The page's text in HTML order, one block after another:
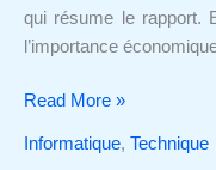
qui résume le rapport.
l’importance
Read More »
Informatique, Technique